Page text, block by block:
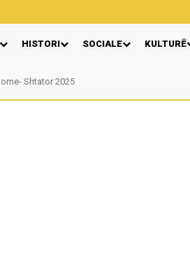
HISTORI SOCIALE KULTURË